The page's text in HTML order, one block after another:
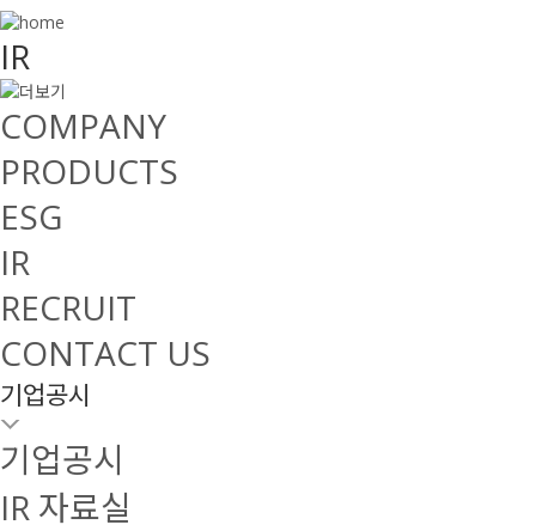
IR
COMPANY
PRODUCTS
ESG
IR
RECRUIT
CONTACT US
기업공시
기업공시
IR 자료실